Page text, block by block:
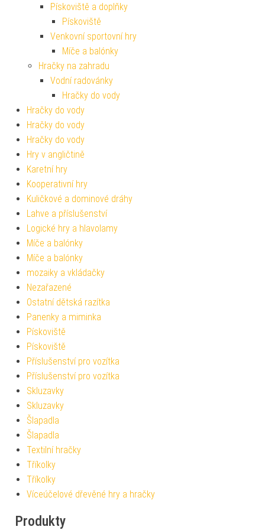
Pískoviště a doplňky
Pískoviště
Venkovní sportovní hry
Míče a balónky
Hračky na zahradu
Vodní radovánky
Hračky do vody
Hračky do vody
Hračky do vody
Hračky do vody
Hry v angličtině
Karetní hry
Kooperativní hry
Kuličkové a dominové dráhy
Lahve a příslušenství
Logické hry a hlavolamy
Míče a balónky
Míče a balónky
mozaiky a vkládačky
Nezařazené
Ostatní dětská razítka
Panenky a miminka
Pískoviště
Pískoviště
Příslušenství pro vozítka
Příslušenství pro vozítka
Skluzavky
Skluzavky
Šlapadla
Šlapadla
Textilní hračky
Tříkolky
Tříkolky
Víceúčelové dřevěné hry a hračky
Produkty